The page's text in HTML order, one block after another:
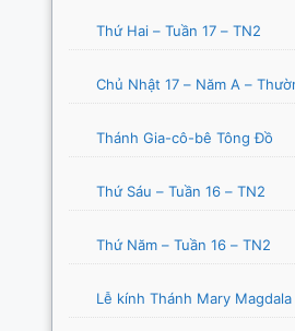
Thứ Hai – Tuần 17 – TN2
Chủ Nhật 17 – Năm A –
Thánh Gia-cô-bê Tông Đồ
Thứ Sáu – Tuần 16 – TN2
Thứ Năm – Tuần 16 – TN2
Lễ kính Thánh Mary Magdala